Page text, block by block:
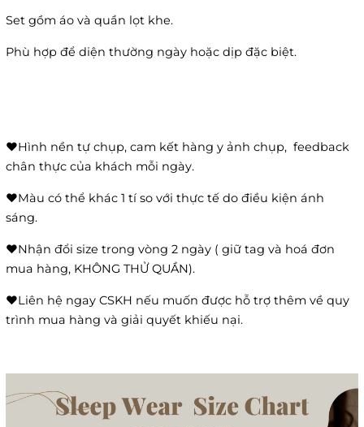
Set gồm áo và quần lọt khe.
Phù hợp để diện thường ngày hoặc dịp đặc biệt.
❤️Hình nền tự chụp, cam kết hàng y ảnh chụp, feedback
chân thực của khách mỗi ngày.
❤️Màu có thể khác 1 tí so với thực tế do điều kiện ánh
sáng.
❤️Nhận đổi size trong vòng 2 ngày ( giữ tag và hoá đơn
mua hàng, KHÔNG THỬ QUẦN).
❤️Liên hệ ngay CSKH nếu muốn được hỗ trợ thêm về quy
trình mua hàng và giải quyết khiếu nại.